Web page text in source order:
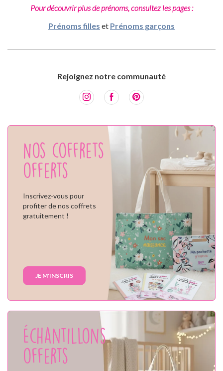
Pour découvrir plus de prénoms, consultez les pages :
Prénoms filles et Prénoms garçons
Rejoignez notre communauté
Nos coffrets
offerts
Inscrivez-vous pour
profiter de nos coffrets
gratuitement !
JE M'INSCRIS
Échantillons
offerts